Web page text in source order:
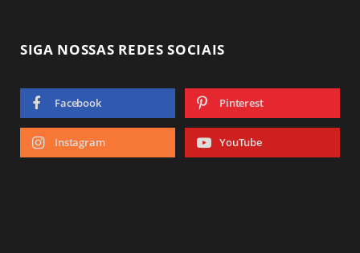
SIGA NOSSAS REDES SOCIAIS
Facebook Pinterest
Instagram YouTube